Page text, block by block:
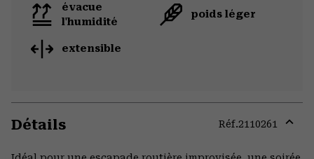
évacue
l'humidité
poids léger
extensible
Détails Réf.2110261
or